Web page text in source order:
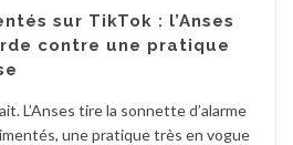
sur TikTok : l’Anses
contre une pratique
L’Anses tire la sonnette d’alarme
une pratique très en vogue